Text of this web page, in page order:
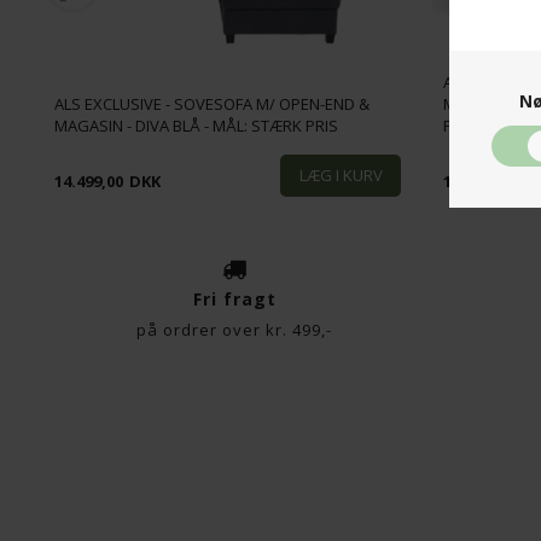
ALS EXCLUSIVE - SOVESOFA M/ OPEN-END &
MAGASIN - DIVA BLÅ - MÅL: STÆRK PRIS
14.499,00 DKK
ALS
MAGASIN -
PRIS
11.999,00
Fri fragt
på ordrer over kr. 499,-